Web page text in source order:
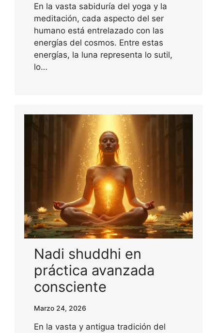
En la vasta sabiduría del yoga y la
meditación, cada aspecto del ser
humano está entrelazado con las
energías del cosmos. Entre estas
energías, la luna representa lo sutil,
lo…
Nadi shuddhi en
práctica avanzada
consciente
Marzo 24, 2026
En la vasta y antigua tradición del